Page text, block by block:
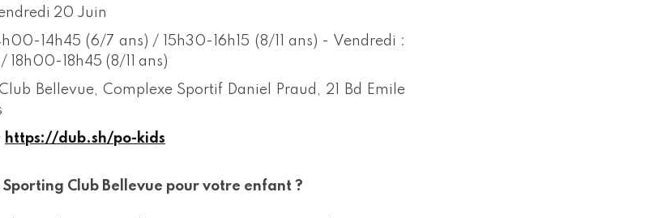
20 Juin
14h45 (6/7 ans) / 15h30-16h15 (8/11 ans) - Vendredi :
18h00-18h45 (8/11 ans)
Bellevue, Complexe Sportif Daniel Praud, 21 Bd Emile
https://dub.sh/po-kids
Club Bellevue pour votre enfant ?